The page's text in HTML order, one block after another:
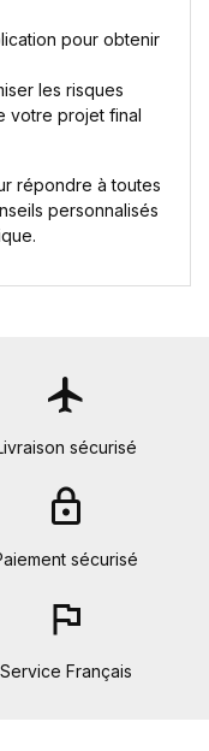
pour obtenir
les risques
votre projet final
répondre à toutes
personnalisés
flight
sécurisé
lock
sécurisé
flag
Service Français